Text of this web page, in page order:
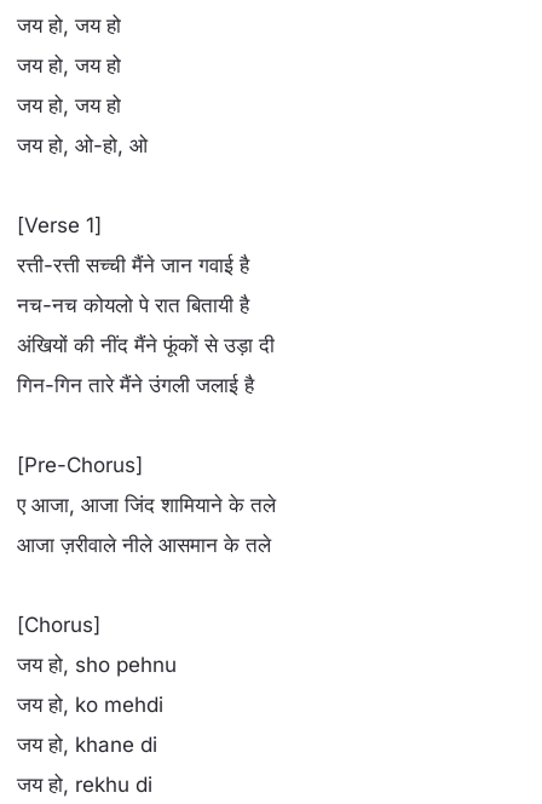
जय हो, जय हो
जय हो, जय हो
जय हो, जय हो
जय हो, ओ-हो, ओ
[Verse 1]
रत्ती-रत्ती सच्ची मैंने जान गवाई है
नच-नच कोयलो पे रात बितायी है
अंखियों की नींद मैंने फूंकों से उड़ा दी
गिन-गिन तारे मैंने उंगली जलाई है
[Pre-Chorus]
ए आजा, आजा जिंद शामियाने के तले
आजा ज़रीवाले नीले आसमान के तले
[Chorus]
जय हो, sho pehnu
जय हो, ko mehdi
जय हो, khane di
जय हो, rekhu di